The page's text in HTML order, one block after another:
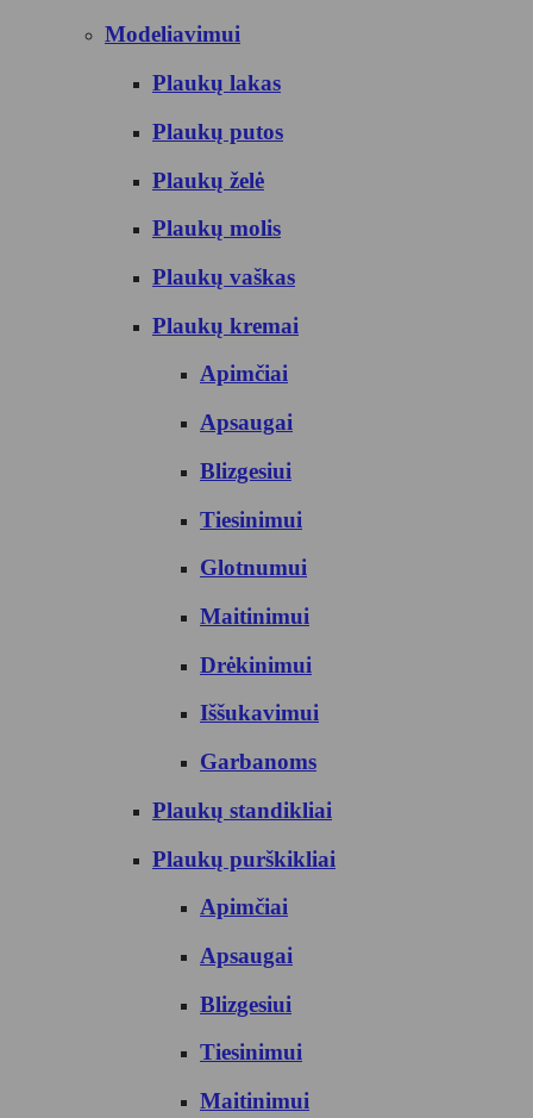
Modeliavimui
Plaukų lakas
Plaukų putos
Plaukų želė
Plaukų molis
Plaukų vaškas
Plaukų kremai
Apimčiai
Apsaugai
Blizgesiui
Tiesinimui
Glotnumui
Maitinimui
Drėkinimui
Iššukavimui
Garbanoms
Plaukų standikliai
Plaukų purškikliai
Apimčiai
Apsaugai
Blizgesiui
Tiesinimui
Maitinimui